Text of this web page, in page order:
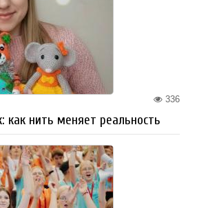
336
как нить меняет реальность